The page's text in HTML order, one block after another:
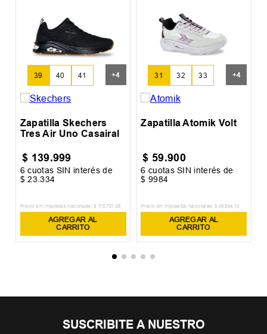
39 40 41 +4
Zapatilla Skechers
Tres Air Uno Casairal
$ 139.999
6 cuotas SIN interés de
$ 23.334
Precio sin impuestos nacionales: $ 115.701 ,65
AGREGAR AL
CARRITO
31 32 33 +4
Zapatilla Atomik Volt
$ 59.900
6 cuotas SIN interés de
$ 9984
Precio sin impuestos nacionales: $ 49.504, 13
AGREGAR AL
CARRITO
SUSCRIBITE A NUESTRO